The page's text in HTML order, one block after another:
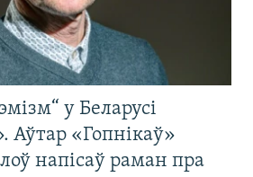
у Беларусі
Аўтар «Гопнікаў»
напісаў раман пра